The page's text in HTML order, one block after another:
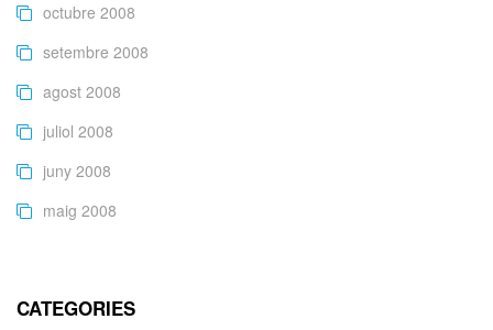
octubre 2008
setembre 2008
agost 2008
juliol 2008
juny 2008
maig 2008
CATEGORIES